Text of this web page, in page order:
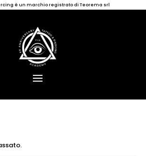
è un marchio registrato di Teorema srl